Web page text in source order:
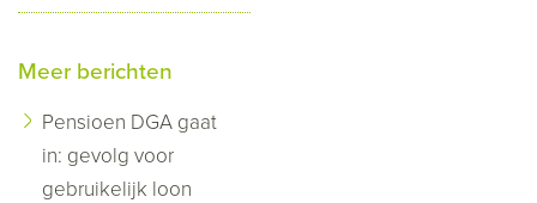
Meer berichten
Pensioen DGA gaat
in: gevolg voor
gebruikelijk loon